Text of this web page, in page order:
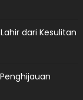
dari Kesulitan